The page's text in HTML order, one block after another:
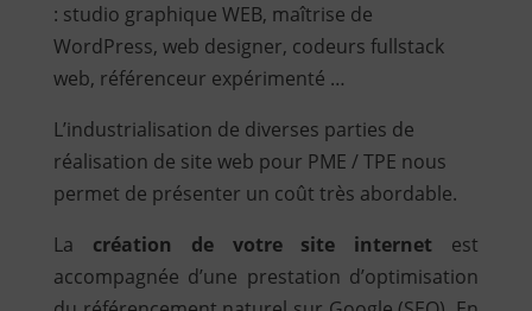
: studio graphique WEB, maîtrise de
WordPress, web designer, codeurs fullstack
web, référenceur expérimenté …
L’industrialisation de diverses parties de
réalisation de site web pour PME / TPE nous
permet de présenter un coût très abordable.
La création de votre site internet est
accompagnée d’une prestation d’optimisation